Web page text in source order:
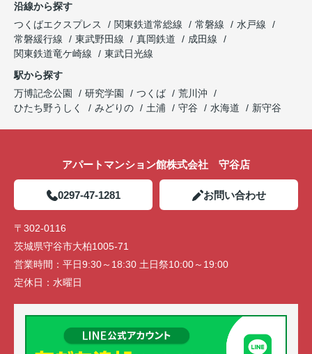
沿線から探す
つくばエクスプレス
関東鉄道常総線 常磐線
水戸線
常磐緩行線
東武野田線 真岡鉄道
成田線
関東鉄道竜ケ崎線
東武日光線
駅から探す
万博記念公園
研究学園 つくば
荒川沖
ひたち野うしく
みどりの 土浦 守谷 水海道 新守谷
アパートマンション館株式会社 守谷店
0297-47-1281 お問い合わせ
〒302-0116
茨城県守谷市大柏1005-71
営業時間： 平日9:30～18:30 土日祭10:00～19:00
定休日： 水曜日